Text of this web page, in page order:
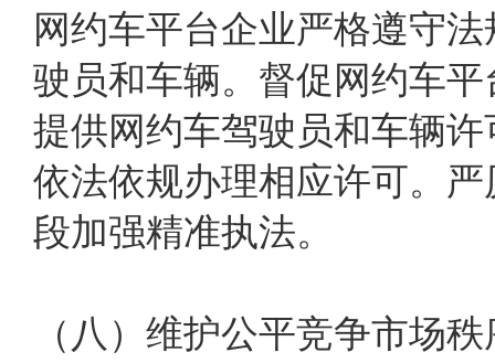
网约车平台企业严格遵守
驶员和车辆。督促网约车
提供网约车驾驶员和车辆
依法依规办理相应许可。
段加强精准执法。
（八）维护公平竞争市场